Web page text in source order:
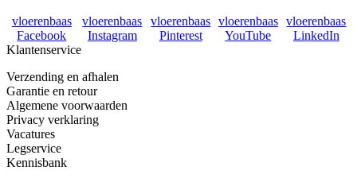
vloerenbaas
Facebook
vloerenbaas
Instagram
vloerenbaas
Pinterest
vloerenbaas
YouTube
vloerenbaas
LinkedIn
Klantenservice
Verzending en afhalen
Garantie en retour
Algemene voorwaarden
Privacy verklaring
Vacatures
Legservice
Kennisbank